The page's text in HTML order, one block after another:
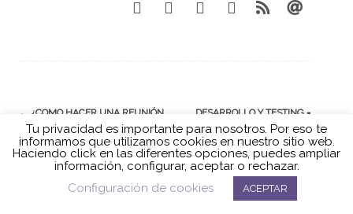
←
¿COMO HACER UNA REUNIÓN
DE RETROSPECTIVA DE 10?
DESARROLLO Y TESTING =
EQUIPOS SINÉRGICOS: + VALOR
PARA TU EMPRESA→
Tu privacidad es importante para nosotros. Por eso te
informamos que utilizamos cookies en nuestro sitio web.
Haciendo click en las diferentes opciones, puedes ampliar
información, configurar, aceptar o rechazar.
Política de cookies